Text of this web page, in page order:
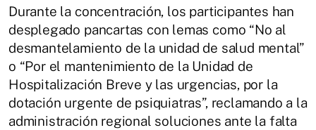
Durante la concentración, los participantes han
desplegado pancartas con lemas como “No al
desmantelamiento de la unidad de salud mental”
o “Por el mantenimiento de la Unidad de
Hospitalización Breve y las urgencias, por la
dotación urgente de psiquiatras”, reclamando a la
administración regional soluciones ante la falta